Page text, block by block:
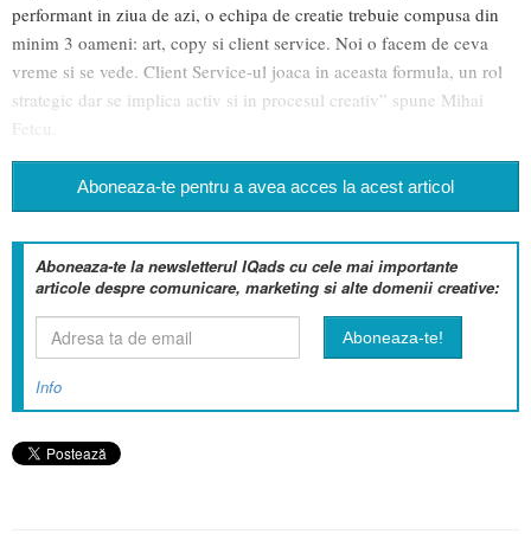
performant in ziua de azi, o echipa de creatie trebuie compusa din
minim 3 oameni: art, copy si client service. Noi o facem de ceva
vreme si se vede. Client Service-ul joaca in aceasta formula, un rol
strategic dar se implica activ si in procesul creativ” spune Mihai
Fetcu.
Aboneaza-te pentru a avea acces la acest articol
Aboneaza-te la newsletterul IQads cu cele mai importante
articole despre comunicare, marketing si alte domenii creative:
Info